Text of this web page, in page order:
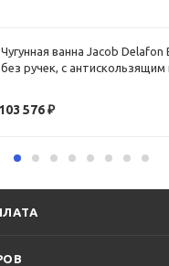
Чугунная ванна Jacob Delafon
без ручек, с
103 576₽